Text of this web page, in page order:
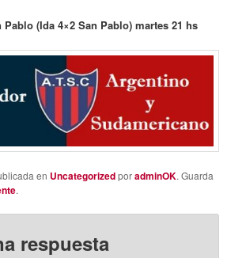
Pablo (Ida 4×2 San Pablo) martes 21 hs
en UncategorizedporadminOK. Guarda
.
respuesta